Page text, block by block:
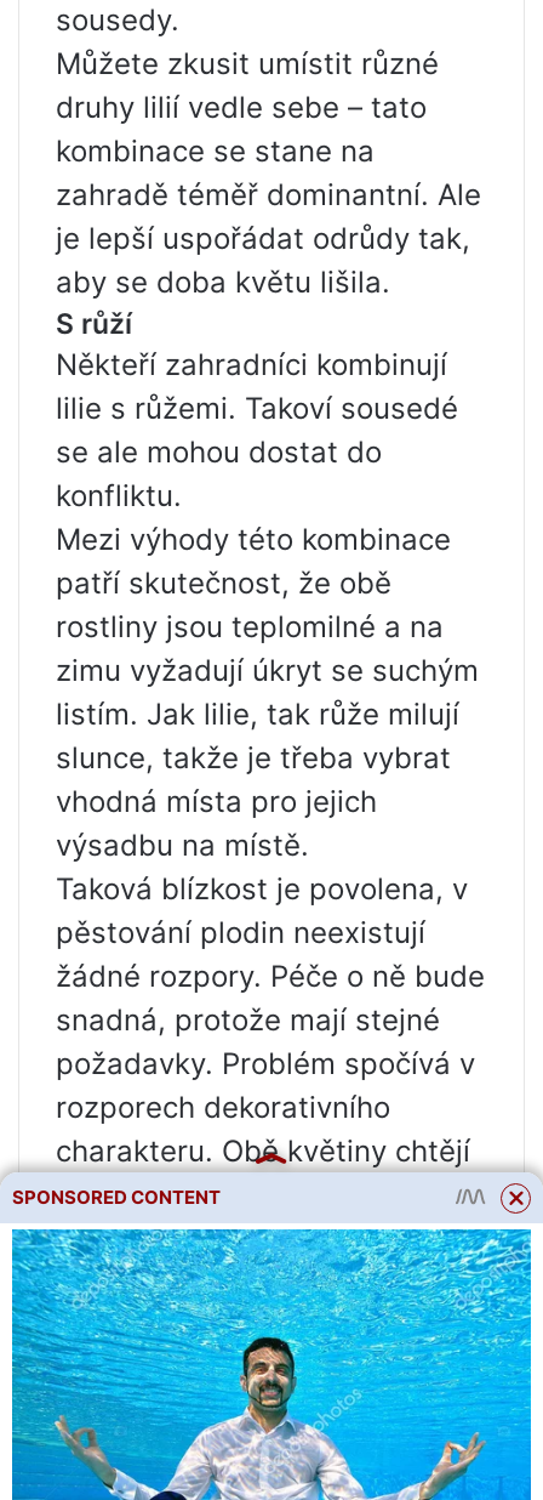
sousedy.
Můžete zkusit umístit různé
druhy lilií vedle sebe – tato
kombinace se stane na
zahradě téměř dominantní. Ale
je lepší uspořádat odrůdy tak,
aby se doba květu lišila.
S růží
Někteří zahradníci kombinují
lilie s růžemi. Takoví sousedé
se ale mohou dostat do
konfliktu.
Mezi výhody této kombinace
patří skutečnost, že obě
rostliny jsou teplomilné a na
zimu vyžadují úkryt se suchým
listím. Jak lilie, tak růže milují
slunce, takže je třeba vybrat
vhodná místa pro jejich
výsadbu na místě.
Taková blízkost je povolena, v
pěstování plodin neexistují
žádné rozpory. Péče o ně bude
snadná, protože mají stejné
požadavky. Problém spočívá v
rozporech dekorativního
charakteru. Obě květiny chtějí
dominovat.
Růže obvykle hrají akcentní
roli, potřebují prostředí, které
zdůrazňuje jejich přitažlivost a
nevstupuje do kontroverze. To
platí i pro lilie. Podobná
barevná paleta rostlin zhoršuje
SPONSORED CONTENT